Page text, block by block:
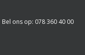
Bel ons op: 078 360 40 00